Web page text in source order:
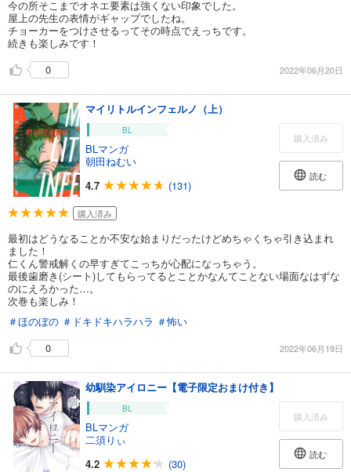
今の所そこまでオネエ要素は強くない印象でした。
屋上の先生の表情がギャップでしたね。
チョーカーをつけさせるってその時点でえっちです。
続きも楽しみです！
0
2022年06月20日
マイリトルインフェルノ（上）
BL
BLマンガ
朝田ねむい
4.7
(131)
購入済み
読む
購入済み
最初はどうなることか不安な始まりだったけどめちゃくちゃ引き込まれ
ました！
仁くん警戒解くの早すぎてこっちが心配になっちゃう。
最後歯磨き(シート)してもらってるとことかなんてことない場面なはずな
のにえろかった…。
次巻も楽しみ！
＃ほのぼの ＃ドキドキハラハラ ＃怖い
0
2022年06月19日
幼馴染アイロニー【電子限定おまけ付き】
BL
BLマンガ
二須りぃ
4.2
(30)
購入済み
読む